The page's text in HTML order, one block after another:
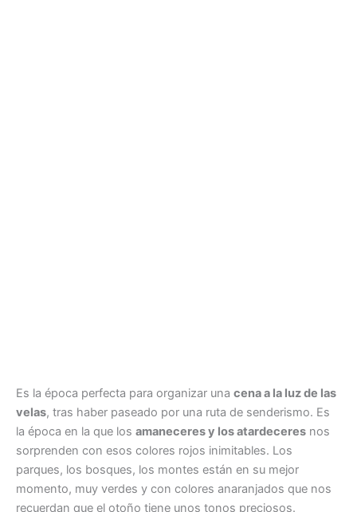
Es la época perfecta para organizar una cena a la luz de las
velas, tras haber paseado por una ruta de senderismo. Es
la época en la que los amaneceres y los atardeceres nos
sorprenden con esos colores rojos inimitables. Los
parques, los bosques, los montes están en su mejor
momento, muy verdes y con colores anaranjados que nos
recuerdan que el otoño tiene unos tonos preciosos.